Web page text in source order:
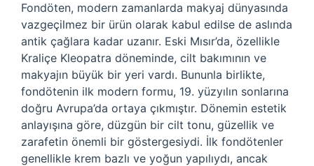
Fondöten, modern zamanlarda makyaj dünyasında
vazgeçilmez bir ürün olarak kabul edilse de aslında
antik çağlara kadar uzanır. Eski Mısır’da, özellikle
Kraliçe Kleopatra döneminde, cilt bakımının ve
makyajın büyük bir yeri vardı. Bununla birlikte,
fondötenin ilk modern formu, 19. yüzyılın sonlarına
doğru Avrupa’da ortaya çıkmıştır. Dönemin estetik
anlayışına göre, düzgün bir cilt tonu, güzellik ve
zarafetin önemli bir göstergesiydi. İlk fondötenler
genellikle krem bazlı ve yoğun yapılıydı, ancak